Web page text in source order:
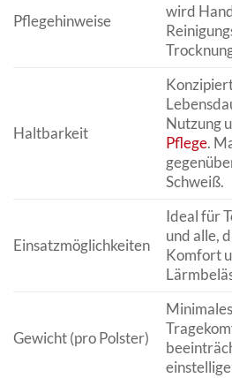
Pflegehinweise
wird
Haltbarkeit
Nutzung
Pflege.
Schweiß.
Einsatzmöglichkeiten
Ideal für
und alle,
Komfort
Gewicht (pro Polster)